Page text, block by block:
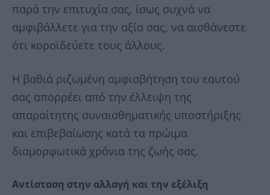
παρά την επιτυχία σας, ίσως συχνά να
αμφιβάλλετε για την αξία σας, να αισθάνεστε
ότι κοροϊδεύετε τους άλλους.
Η βαθιά ριζωμένη αμφισβήτηση του εαυτού
σας απορρέει από την έλλειψη της
απαραίτητης συναισθηματικής υποστήριξης
και επιβεβαίωσης κατά τα πρώιμα
διαμορφωτικά χρόνια της ζωής σας.
Αντίσταση στην αλλαγή και την εξέλιξη